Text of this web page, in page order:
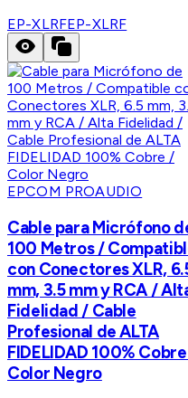
EP-XLRFEP-XLRF
EPCOM PROAUDIO
Cable para Micrófono
100 Metros /
con Conectores XLR,
mm, 3.5 mm y RCA /
Fidelidad / Cable
Profesional de ALTA
FIDELIDAD 100%
Color Negro